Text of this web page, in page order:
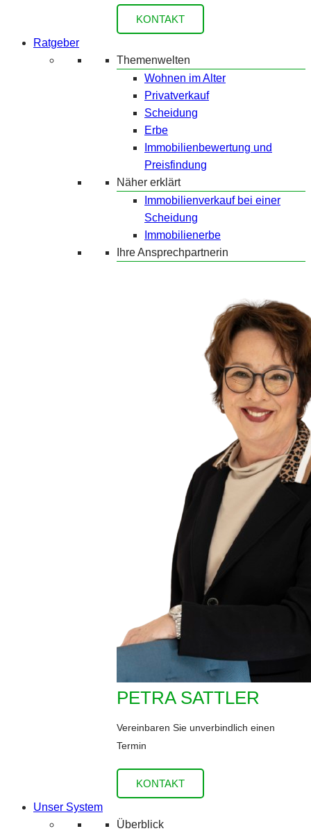
KONTAKT
Ratgeber
Themenwelten
Wohnen im Alter
Privatverkauf
Scheidung
Erbe
Immobilienbewertung und
Preisfindung
Näher erklärt
Immobilienverkauf bei einer
Scheidung
Immobilienerbe
Ihre Ansprechpartnerin
PETRA SATTLER
Vereinbaren Sie unverbindlich einen
Termin
KONTAKT
Unser System
Überblick